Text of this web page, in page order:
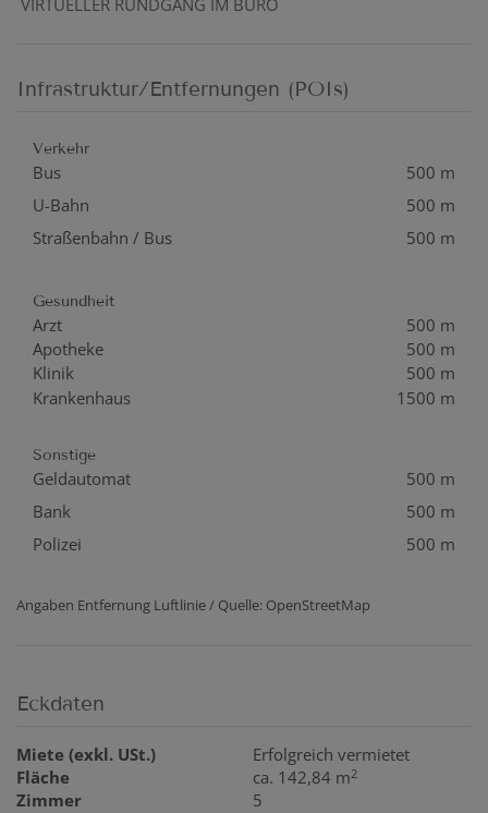
Infrastruktur/Entfernungen (POIs)
Verkehr
Bus
500 m
U-Bahn
500 m
Straßenbahn / Bus
500 m
Gesundheit
Arzt
500 m
Apotheke
500 m
Klinik
500 m
Krankenhaus
1500 m
Sonstige
Geldautomat
500 m
Bank
500 m
Polizei
500 m
Angaben Entfernung Luftlinie / Quelle: OpenStreetMap
Eckdaten
Miete (exkl. USt.)
Erfolgreich vermietet
Fläche
ca. 142,84 m2
Zimmer 5